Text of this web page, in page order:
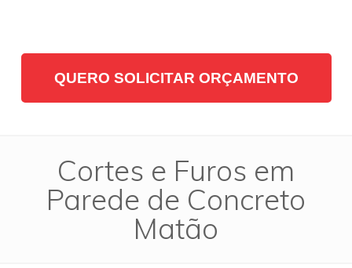
QUERO SOLICITAR ORÇAMENTO
Cortes e Furos em
Parede de Concreto
Matão